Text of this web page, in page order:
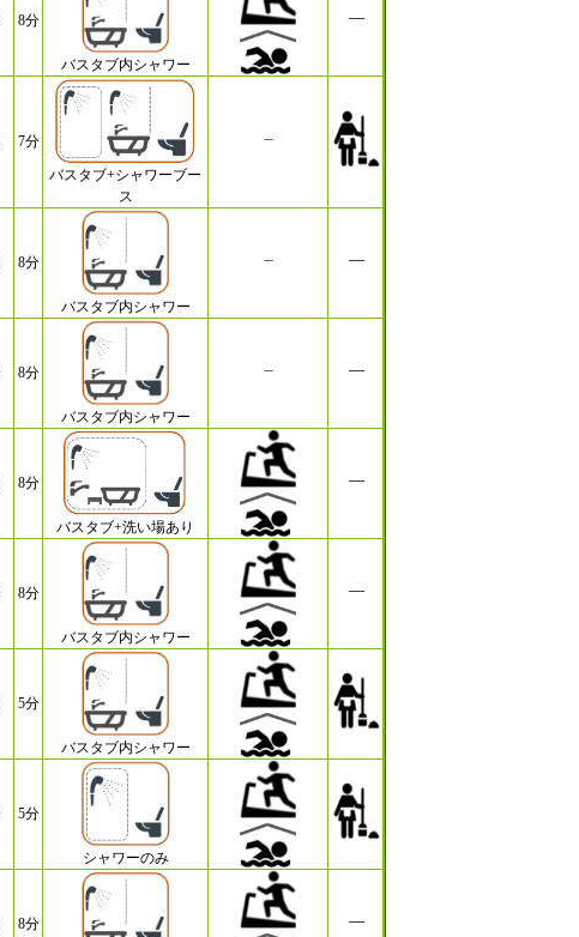
8分
バスタブ内シャワー
7分
バスタブ+シャワーブー
ス
8分
バスタブ内シャワー
8分
バスタブ内シャワー
8分
バスタブ+洗い場あり
8分
バスタブ内シャワー
5分
バスタブ内シャワー
5分
シャワーのみ
8分